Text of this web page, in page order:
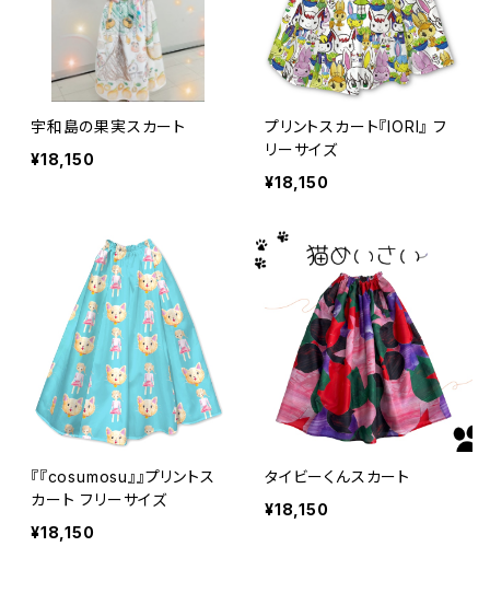
宇和島の果実スカート
¥18,150
プリントスカート『IORI』 フ
リーサイズ
¥18,150
『『cosumosu』』プリントス
カート フリーサイズ
¥18,150
タイビーくんスカート
¥18,150